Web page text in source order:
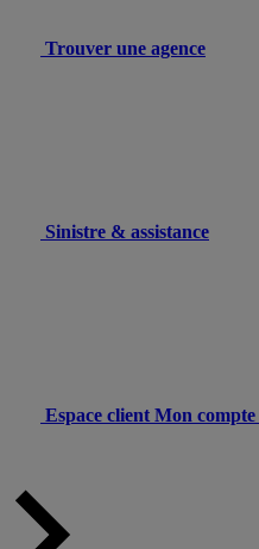
Trouver une agence
Sinistre & assistance
Espace client Mon compte